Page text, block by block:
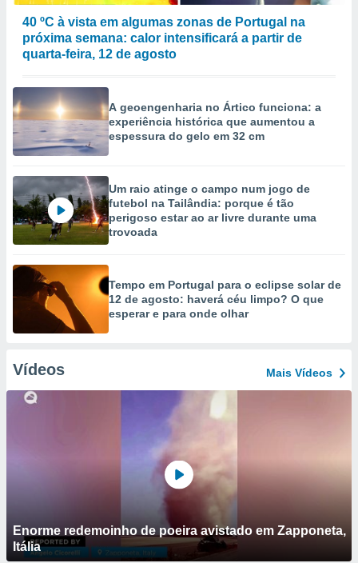
40 ºC à vista em algumas zonas de Portugal na
próxima semana: calor intensificará a partir de
quarta-feira, 12 de agosto
A geoengenharia no Ártico funciona: a
experiência histórica que aumentou a
espessura do gelo em 32 cm
Um raio atinge o campo num jogo de
futebol na Tailândia: porque é tão
perigoso estar ao ar livre durante uma
trovoada
Tempo em Portugal para o eclipse solar de
12 de agosto: haverá céu limpo? O que
esperar e para onde olhar
Vídeos Mais Vídeos
Enorme redemoinho de poeira avistado em Zapponeta,
Itália